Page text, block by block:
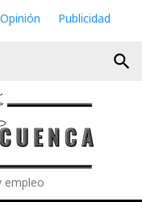
Opinión
Publicidad
search
empleo